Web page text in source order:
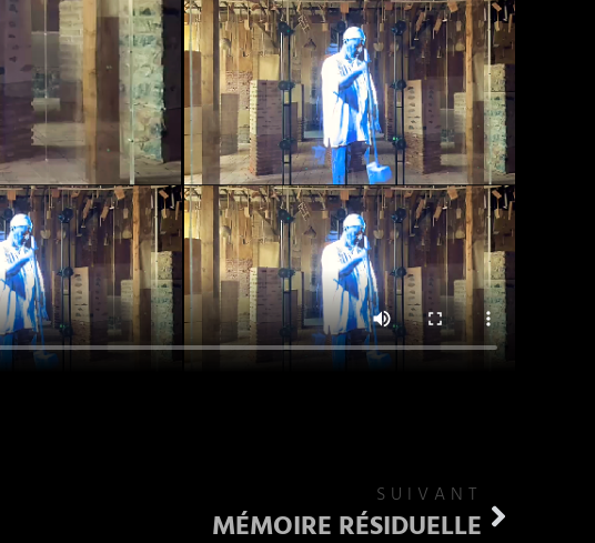
SUIVANT
MÉMOIRE RÉSIDUELLE